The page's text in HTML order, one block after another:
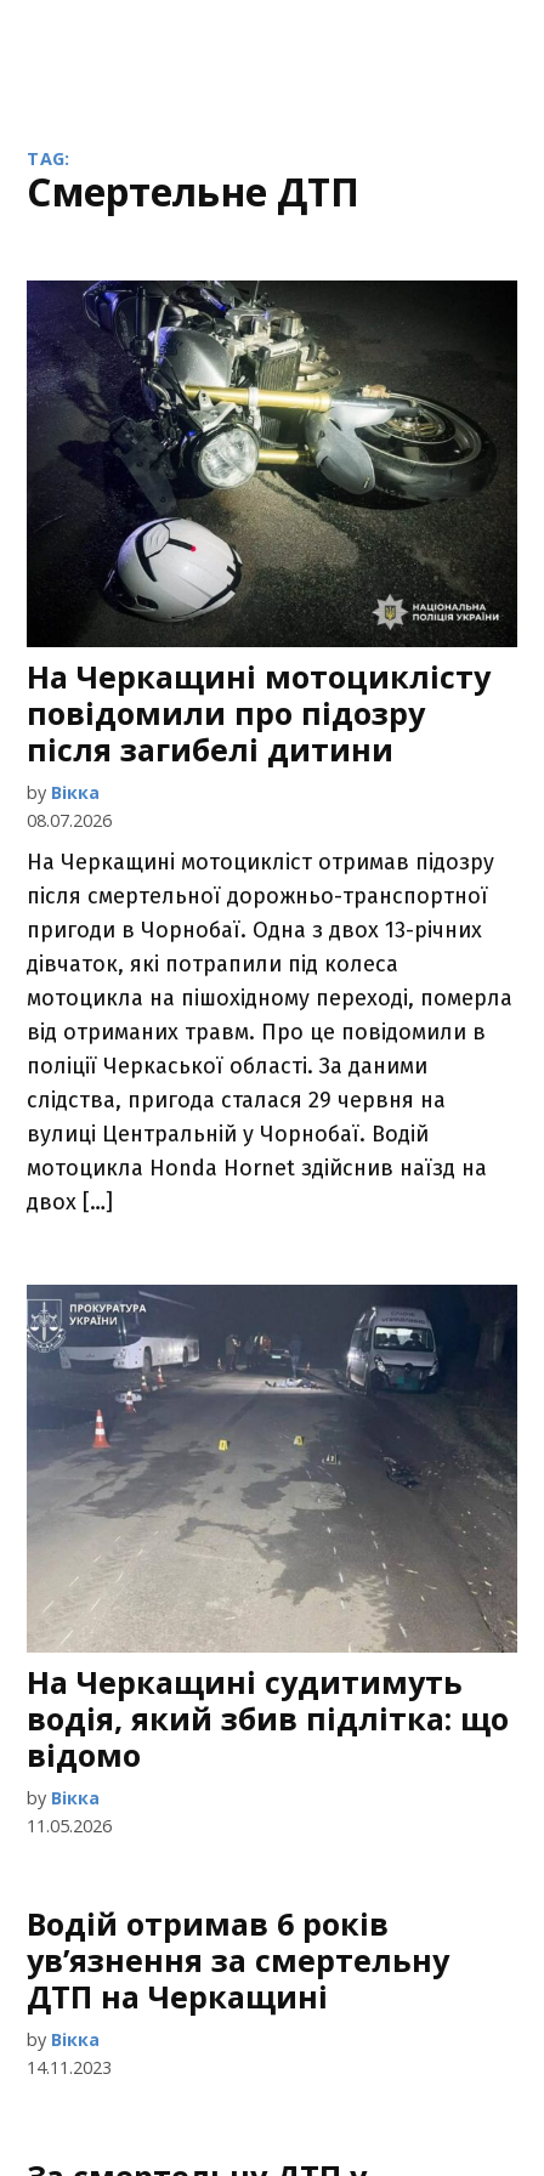
TAG:
смертельне ДТП
На Черкащині мотоциклісту
повідомили про підозру
після загибелі дитини
by Вікка
08.07.2026
На Черкащині мотоцикліст отримав підозру
після смертельної дорожньо-транспортної
пригоди в Чорнобаї. Одна з двох 13-річних
дівчаток, які потрапили під колеса
мотоцикла на пішохідному переході, померла
від отриманих травм. Про це повідомили в
поліції Черкаської області. За даними
слідства, пригода сталася 29 червня на
вулиці Центральній у Чорнобаї. Водій
мотоцикла Honda Hornet здійснив наїзд на
двох […]
На Черкащині судитимуть
водія, який збив підлітка: що
відомо
by Вікка
11.05.2026
Водій отримав 6 років
ув’язнення за смертельну
ДТП на Черкащині
by Вікка
14.11.2023